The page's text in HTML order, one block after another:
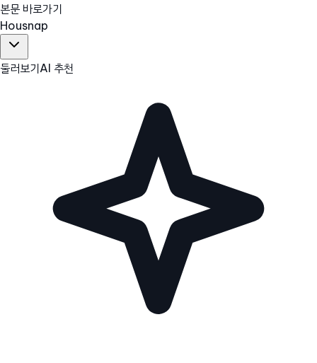
본문 바로가기
Housnap
둘러보기AI 추천